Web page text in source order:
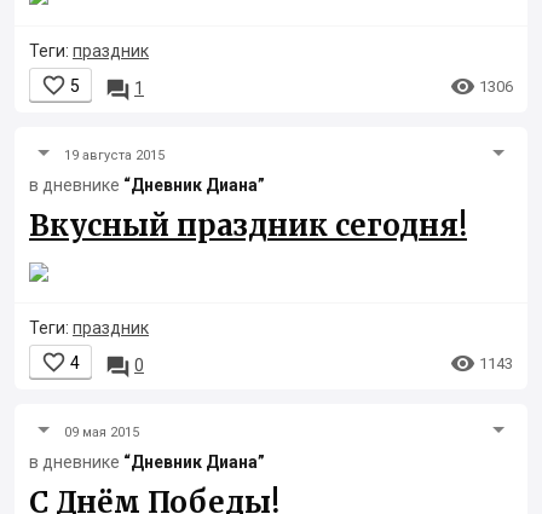
Теги: праздник
 5  1  1306
19 августа 2015
в дневнике “Дневник Диана”
Вкусный праздник сегодня!
Теги: праздник
 4  0  1143
09 мая 2015
в дневнике “Дневник Диана”
С Днём Победы!